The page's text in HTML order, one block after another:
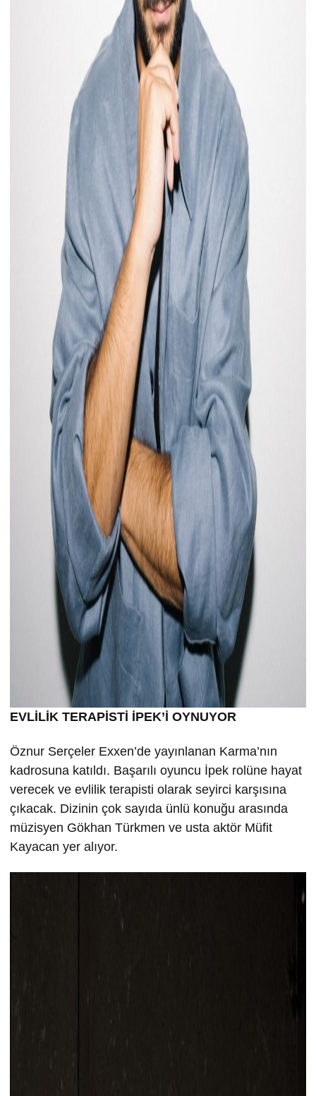
EVLİLİK TERAPİSTİ İPEK’İ OYNUYOR
Öznur Serçeler Exxen’de yayınlanan Karma’nın
kadrosuna katıldı. Başarılı oyuncu İpek rolüne hayat
verecek ve evlilik terapisti olarak seyirci karşısına
çıkacak. Dizinin çok sayıda ünlü konuğu arasında
müzisyen Gökhan Türkmen ve usta aktör Müfit
Kayacan yer alıyor.